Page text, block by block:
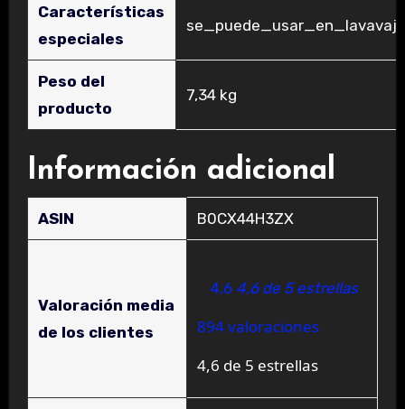
Características
especiales
Peso del
producto
‎7,34 kg
Información adicional
ASIN B0CX44H3ZX
Valoración media
de los clientes
4,6 4,6 de 5 estrellas
894 valoraciones
4,6 de 5 estrellas